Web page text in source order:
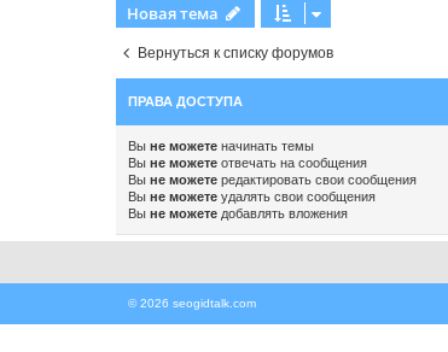
Новая тема
Вернуться к списку форумов
ПРАВА ДОСТУПА
Вы не можете начинать темы
Вы не можете отвечать на сообщения
Вы не можете редактировать свои сообщения
Вы не можете удалять свои сообщения
Вы не можете добавлять вложения
© 2026 seogidtalk.com